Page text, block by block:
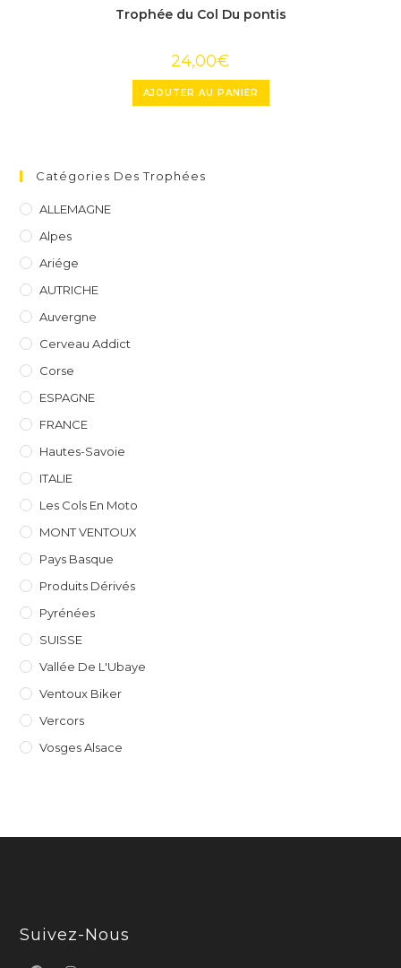
Trophée du Col Du pontis
24,00€
AJOUTER AU PANIER
Catégories Des Trophées
ALLEMAGNE
Alpes
Ariége
AUTRICHE
Auvergne
Cerveau Addict
Corse
ESPAGNE
FRANCE
Hautes-Savoie
ITALIE
Les Cols En Moto
MONT VENTOUX
Pays Basque
Produits Dérivés
Pyrénées
SUISSE
Vallée De L'Ubaye
Ventoux Biker
Vercors
Vosges Alsace
Suivez-Nous